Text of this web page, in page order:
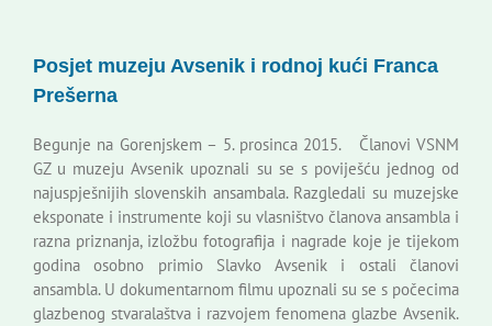
Korisne informacije
Posjet muzeju Avsenik i rodnoj kući Franca
Prešerna
Begunje na Gorenjskem – 5. prosinca 2015. Članovi VSNM
GZ u muzeju Avsenik upoznali su se s poviješću jednog od
najuspješnijih slovenskih ansambala. Razgledali su muzejske
eksponate i instrumente koji su vlasništvo članova ansambla i
razna priznanja, izložbu fotografija i nagrade koje je tijekom
godina osobno primio Slavko Avsenik i ostali članovi
ansambla. U dokumentarnom filmu upoznali su se s počecima
glazbenog stvaralaštva i razvojem fenomena glazbe Avsenik.